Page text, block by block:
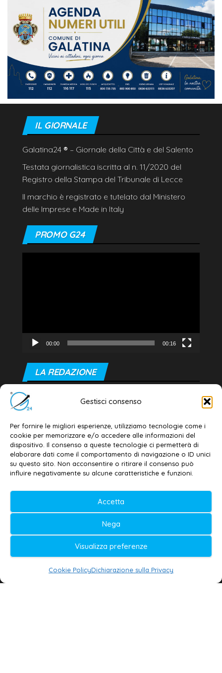
Gestisci consenso
Per fornire le migliori esperienze, utilizziamo tecnologie come i
cookie per memorizzare e/o accedere alle informazioni del
dispositivo. Il consenso a queste tecnologie ci permetterà di
elaborare dati come il comportamento di navigazione o ID unici
su questo sito. Non acconsentire o ritirare il consenso può
influire negativamente su alcune caratteristiche e funzioni.
Accetta
Nega
Visualizza preferenze
Cookie PolicyDichiarazione sulla Privacy
IL GIORNALE
Galatina24 ® – Giornale della Città e del Salento
Testata giornalistica iscritta al n. 11/2020 del
Registro della Stampa del Tribunale di Lecce
Il marchio è registrato e tutelato dal Ministero
delle Imprese e Made in Italy
PROMO G24
00:00 00:16
LA REDAZIONE
Editore e direttore responsabile:
Dott. Daniele G. Masciullo
Email: redazione@galatina24.it
Contatti –Disclaimer
Privacy policy –Cookie policy
Testata iscritta al n. 11/2020 Registro della
Stampa Tribunale di Lecce
Editore e direttore responsabile:
Daniele G. Masciullo